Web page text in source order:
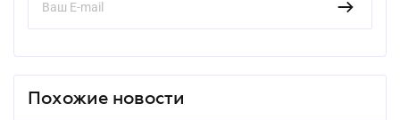
Похожие новости